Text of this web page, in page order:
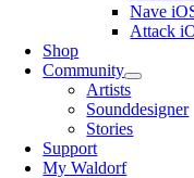
Nave
Attack
Shop
Community
Artists
Sounddesigner
Stories
Support
My Waldorf